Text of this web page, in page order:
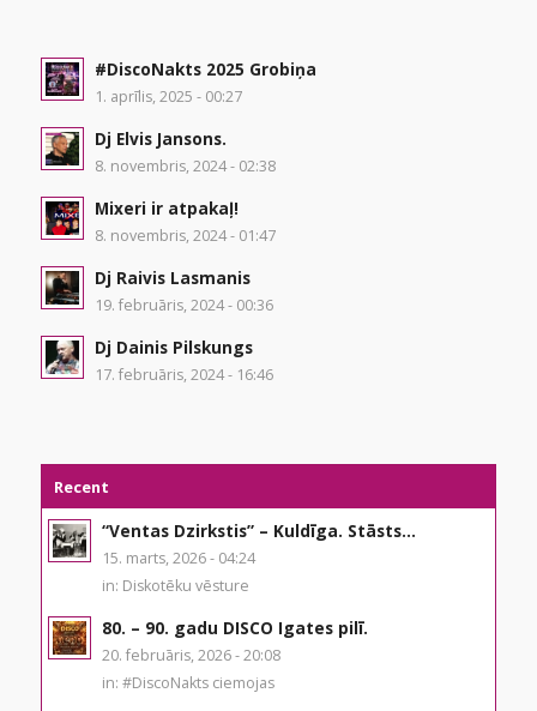
#DiscoNakts 2025 Grobiņa
1. aprīlis, 2025 - 00:27
Dj Elvis Jansons.
8. novembris, 2024 - 02:38
Mixeri ir atpakaļ!
8. novembris, 2024 - 01:47
Dj Raivis Lasmanis
19. februāris, 2024 - 00:36
Dj Dainis Pilskungs
17. februāris, 2024 - 16:46
Recent
“Ventas Dzirkstis” – Kuldīga. Stāsts...
15. marts, 2026 - 04:24
in: Diskotēku vēsture
80. – 90. gadu DISCO Igates pilī.
20. februāris, 2026 - 20:08
in: #DiscoNakts ciemojas